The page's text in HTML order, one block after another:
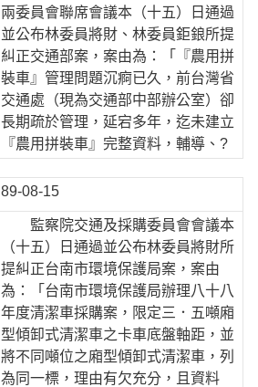
兩委員會聯席會議本（十五）日通過
並公布林委員將財、林委員鉅鋃所提
糾正交通部案，案由為：「『農用拼
裝車』管理問題沉痾已久，前台灣省
交通處（現為交通部中部辦公室）卻
長期疏於管理，延宕多年，迄未建立
『農用拼裝車』完整資料，輔導、?
89-08-15
監察院交通及採購委員會會議本
（十五）日通過並公布林委員將財所
提糾正台南市環境保護局案，案由
為：「台南市環境保護局辦理八十八
年度清潔車採購案，限定三．五噸廂
型傾卸式清潔車之卡車底盤軸距，並
將不同噸位之廂型傾卸式清潔車，列
為同一標，理由有欠充分，且資料